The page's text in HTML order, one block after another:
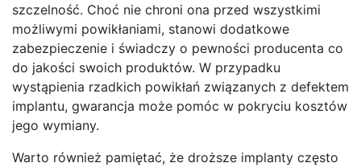
szczelność. Choć nie chroni ona przed wszystkimi
możliwymi powikłaniami, stanowi dodatkowe
zabezpieczenie i świadczy o pewności producenta co
do jakości swoich produktów. W przypadku
wystąpienia rzadkich powikłań związanych z defektem
implantu, gwarancja może pomóc w pokryciu kosztów
jego wymiany.
Warto również pamiętać, że droższe implanty często